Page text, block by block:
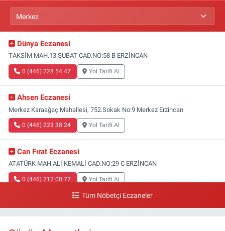
Dünya Eczanesi
TAKSİM MAH.13 ŞUBAT CAD.NO:58 B ERZİNCAN
0 (446) 228 54 47 Yol Tarifi Al
Ahsen Eczanesi
Merkez Karaağaç Mahallesi, 752.Sokak No:9 Merkez Erzincan
0 (446) 223 38 24 Yol Tarifi Al
Can Fırat Eczanesi
ATATÜRK MAH.ALİ KEMALİ CAD.NO:29 C ERZİNCAN
0 (446) 212 00 77 Yol Tarifi Al
Tüm Nöbetçi Eczaneler